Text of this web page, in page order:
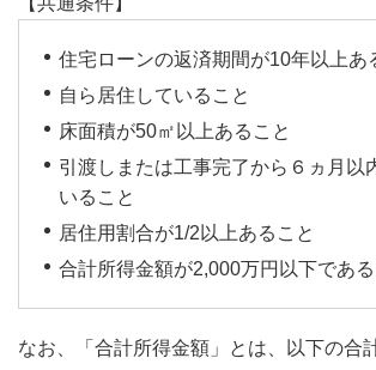
住宅ローンの返済期間が10年以上あ
自ら居住していること
床面積が50㎡以上あること
引渡しまたは工事完了から６ヵ月以
いること
居住用割合が1/2以上あること
合計所得金額が2,000万円以下である
なお、「合計所得金額」とは、以下の合